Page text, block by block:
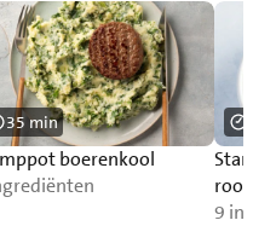
boerenkool
35 min
9